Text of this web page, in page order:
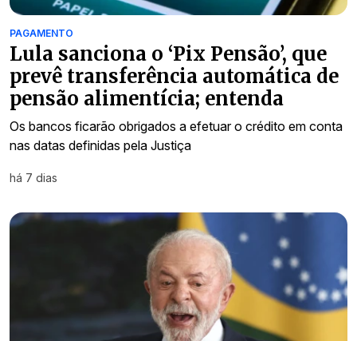
PAGAMENTO
Lula sanciona o ‘Pix Pensão’, que
prevê transferência automática de
pensão alimentícia; entenda
Os bancos ficarão obrigados a efetuar o crédito em conta
nas datas definidas pela Justiça
há 7 dias